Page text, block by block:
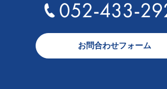
お問合わせフォーム